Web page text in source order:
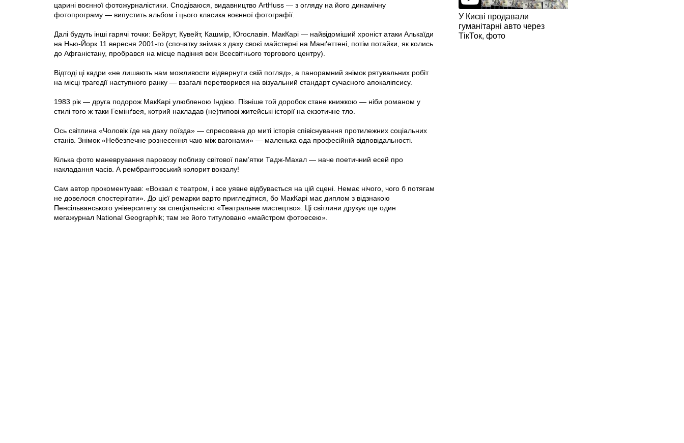
царині воєнної фотожурналістики. Сподіваюся, видавництво ArtHuss — з огляду на його динамічну
фотопрограму — випустить альбом і цього класика воєнної фотографії.
Далі будуть інші гарячі точки: Бейрут, Кувейт, Кашмір, Югославія. МакКарі — найвідоміший хроніст атаки Алькаїди
на Нью-Йорк 11 вересня 2001-го (спочатку знімав з даху своєї майстерні на Манґеттені, потім потайки, як колись
до Афганістану, пробрався на місце падіння веж Всесвітнього торгового центру).
Відтоді ці кадри «не лишають нам можливости відвернути свій погляд», а панорамний знімок рятувальних робіт
на місці трагедії наступного ранку — взагалі перетворився на візуальний стандарт сучасного апокаліпсису.
1983 рік — друга подорож МакКарі улюбленою Індією. Пізніше той доробок стане книжкою — ніби романом у
стилі того ж таки Гемінґвея, котрий накладав (не)типові житейські історії на екзотичне тло.
Ось світлина «Чоловік їде на даху поїзда» — спресована до миті історія співіснування протилежних соціальних
станів. Знімок «Небезпечне рознесення чаю між вагонами» — маленька ода професійній відповідальності.
Кілька фото маневрування паровозу поблизу світової пам’ятки Тадж-Махал — наче поетичний есей про
накладання часів. А рембрантовський колорит вокзалу!
Сам автор прокоментував: «Вокзал є театром, і все уявне відбувається на цій сцені. Немає нічого, чого б потягам
не довелося спостерігати». До цієї ремарки варто пригледітися, бо МакКарі має диплом з відзнакою
Пенсільванського університету за спеціальністю «Театральне мистецтво». Ці світлини друкує ще один
мегажурнал National Geographik; там же його титуловано «майстром фотоесею».
У Києві продавали
гуманітарні авто через
ТікТок, фото